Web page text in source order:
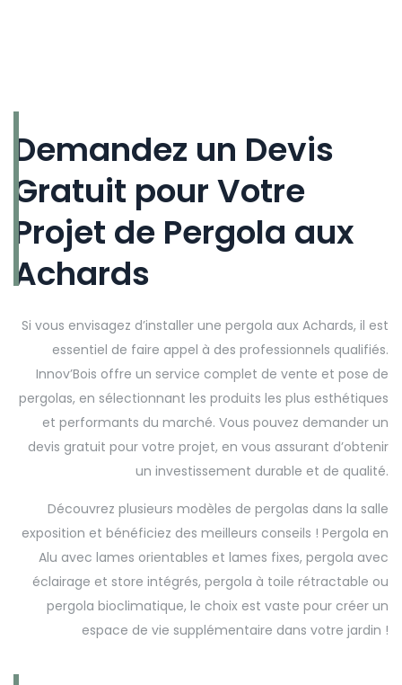
Demandez un Devis
Gratuit pour Votre
Projet de Pergola aux
Achards
Si vous envisagez d’installer une pergola aux Achards, il est
essentiel de faire appel à des professionnels qualifiés.
Innov’Bois offre un service complet de vente et pose de
pergolas, en sélectionnant les produits les plus esthétiques
et performants du marché. Vous pouvez demander un
devis gratuit pour votre projet, en vous assurant d’obtenir
un investissement durable et de qualité.
Découvrez plusieurs modèles de pergolas dans la salle
exposition et bénéficiez des meilleurs conseils ! Pergola en
Alu avec lames orientables et lames fixes, pergola avec
éclairage et store intégrés, pergola à toile rétractable ou
pergola bioclimatique, le choix est vaste pour créer un
espace de vie supplémentaire dans votre jardin !